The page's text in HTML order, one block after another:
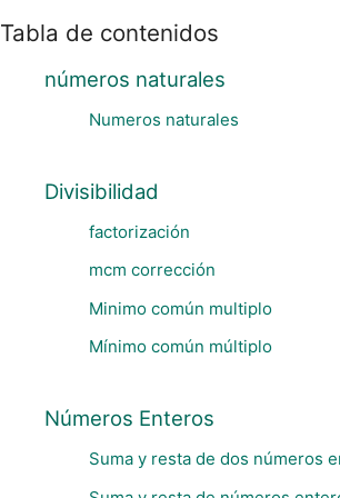
Tabla de contenidos
números naturales
Numeros naturales
Divisibilidad
factorización
mcm corrección
Minimo común multiplo
Mínimo común múltiplo
Números Enteros
Suma y resta de dos números